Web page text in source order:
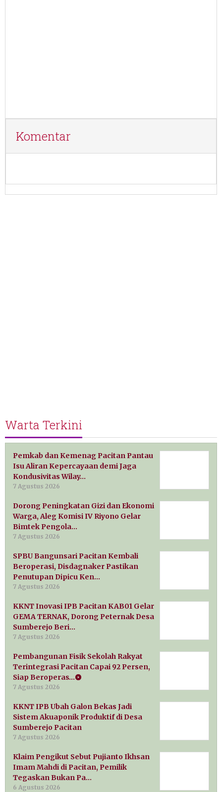
Komentar
Warta Terkini
Pemkab dan Kemenag Pacitan Pantau
Isu Aliran Kepercayaan demi Jaga
Kondusivitas Wilay…
7 Agustus 2026
Dorong Peningkatan Gizi dan Ekonomi
Warga, Aleg Komisi IV Riyono Gelar
Bimtek Pengola…
7 Agustus 2026
SPBU Bangunsari Pacitan Kembali
Beroperasi, Disdagnaker Pastikan
Penutupan Dipicu Ken…
7 Agustus 2026
KKNT Inovasi IPB Pacitan KAB01 Gelar
GEMA TERNAK, Dorong Peternak Desa
Sumberejo Beri…
7 Agustus 2026
Pembangunan Fisik Sekolah Rakyat
Terintegrasi Pacitan Capai 92 Persen,
Siap Beroperas…
7 Agustus 2026
KKNT IPB Ubah Galon Bekas Jadi
Sistem Akuaponik Produktif di Desa
Sumberejo Pacitan
7 Agustus 2026
Klaim Pengikut Sebut Pujianto Ikhsan
Imam Mahdi di Pacitan, Pemilik
Tegaskan Bukan Pa…
6 Agustus 2026